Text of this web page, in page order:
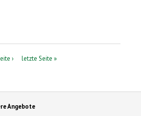
› letzte Seite »
Angebote